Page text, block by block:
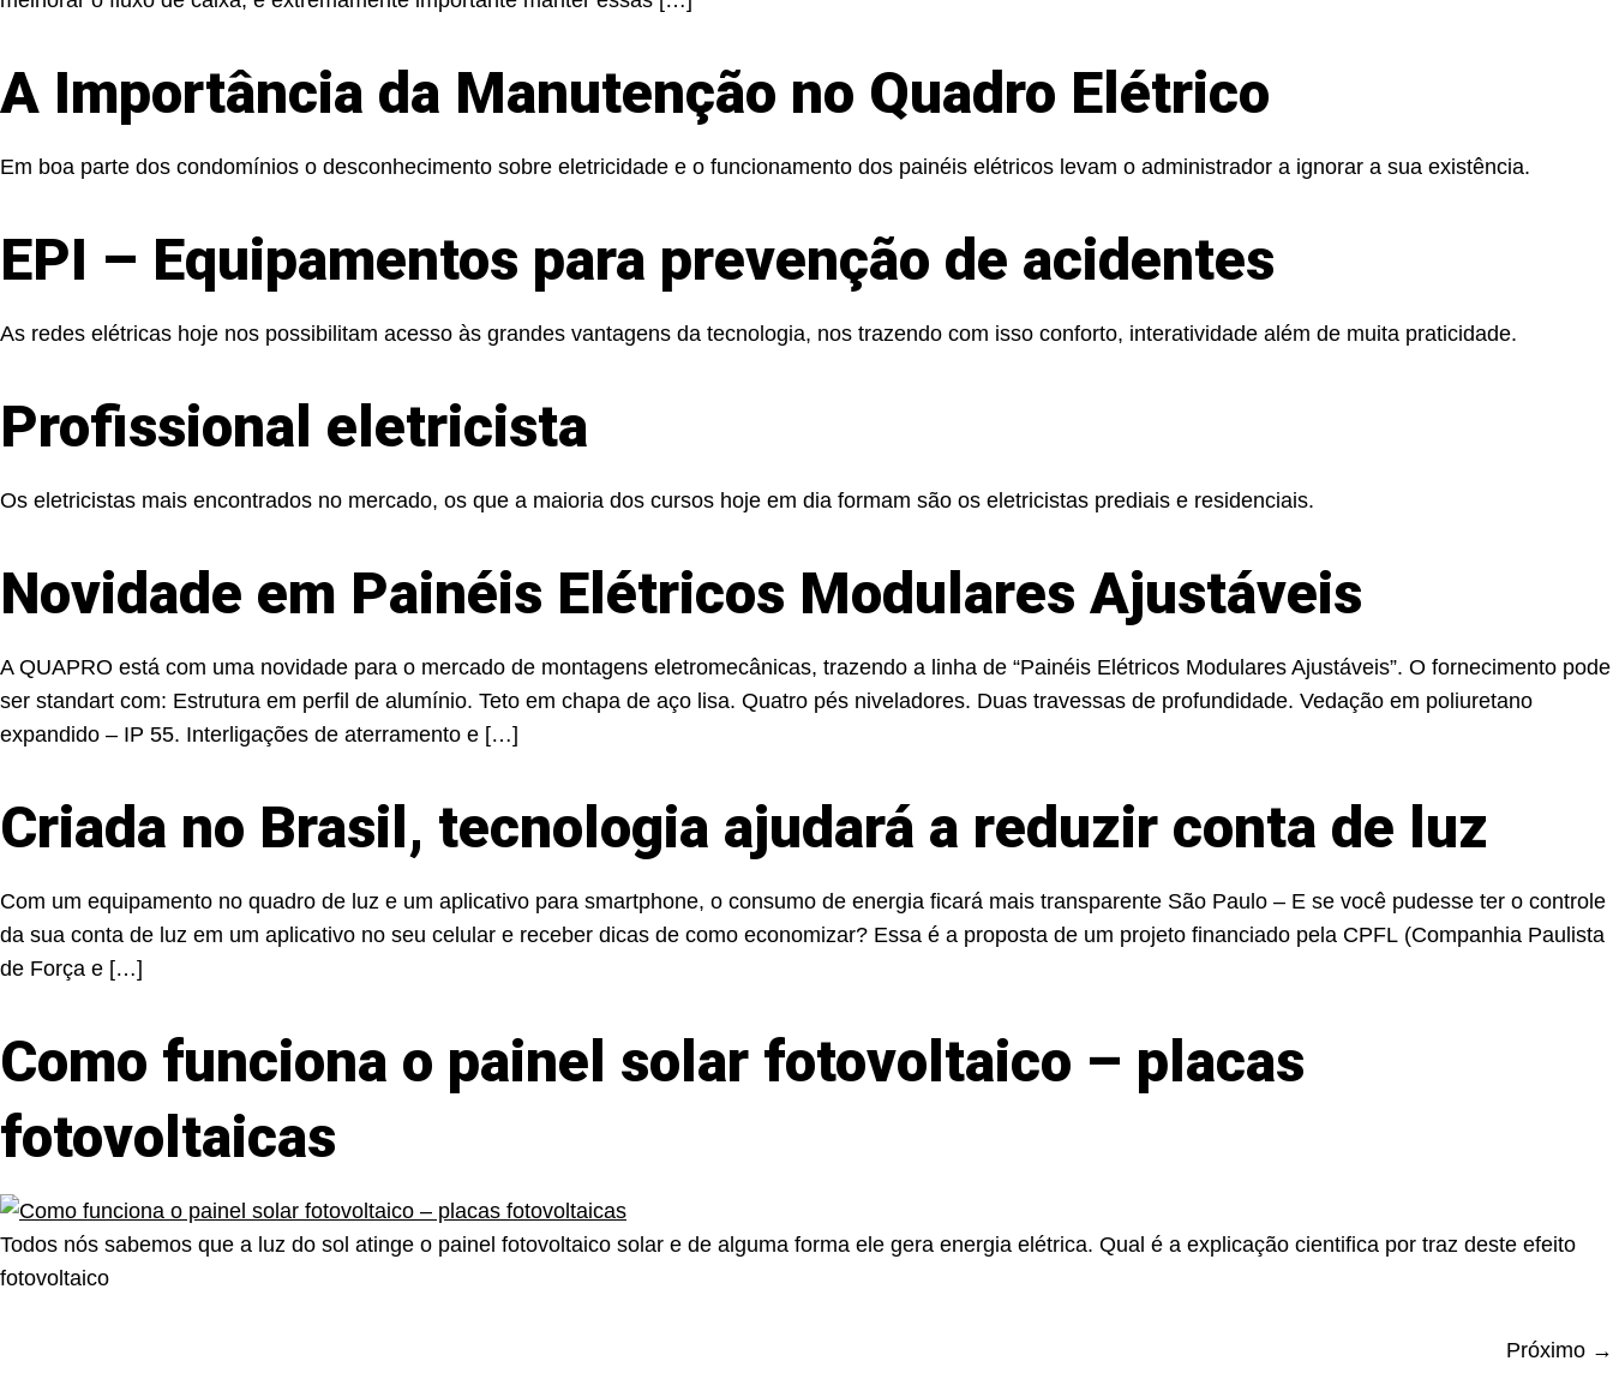
A Importância da Manutenção no Quadro Elétrico
Em boa parte dos condomínios o desconhecimento sobre eletricidade e o funcionamento dos painéis elétricos levam o administrador a ignorar a sua existência.
EPI – Equipamentos para prevenção de acidentes
As redes elétricas hoje nos possibilitam acesso às grandes vantagens da tecnologia, nos trazendo com isso conforto, interatividade além de muita praticidade.
Profissional eletricista
Os eletricistas mais encontrados no mercado, os que a maioria dos cursos hoje em dia formam são os eletricistas prediais e residenciais.
Novidade em Painéis Elétricos Modulares Ajustáveis
A QUAPRO está com uma novidade para o mercado de montagens eletromecânicas, trazendo a linha de “Painéis Elétricos Modulares Ajustáveis”. O fornecimento pode
ser standart com: Estrutura em perfil de alumínio. Teto em chapa de aço lisa. Quatro pés niveladores. Duas travessas de profundidade. Vedação em poliuretano
expandido – IP 55. Interligações de aterramento e […]
Criada no Brasil, tecnologia ajudará a reduzir conta de luz
Com um equipamento no quadro de luz e um aplicativo para smartphone, o consumo de energia ficará mais transparente São Paulo – E se você pudesse ter o controle
da sua conta de luz em um aplicativo no seu celular e receber dicas de como economizar? Essa é a proposta de um projeto financiado pela CPFL (Companhia Paulista
de Força e […]
Como funciona o painel solar fotovoltaico – placas
fotovoltaicas
Todos nós sabemos que a luz do sol atinge o painel fotovoltaico solar e de alguma forma ele gera energia elétrica. Qual é a explicação cientifica por traz deste efeito
fotovoltaico
Próximo →